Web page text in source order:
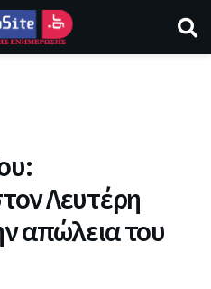
Λευτέρη
απώλεια του